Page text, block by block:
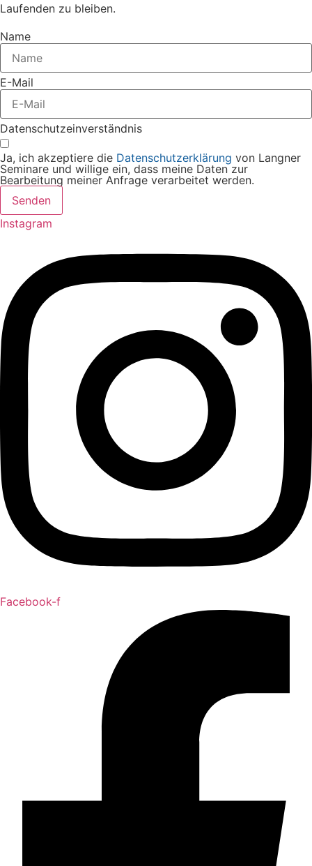
Laufenden zu bleiben.
Name
E-Mail
Datenschutzeinverständnis
Ja, ich akzeptiere die Datenschutzerklärung von Langner
Seminare und willige ein, dass meine Daten zur
Bearbeitung meiner Anfrage verarbeitet werden.
Senden
Instagram
Facebook-f